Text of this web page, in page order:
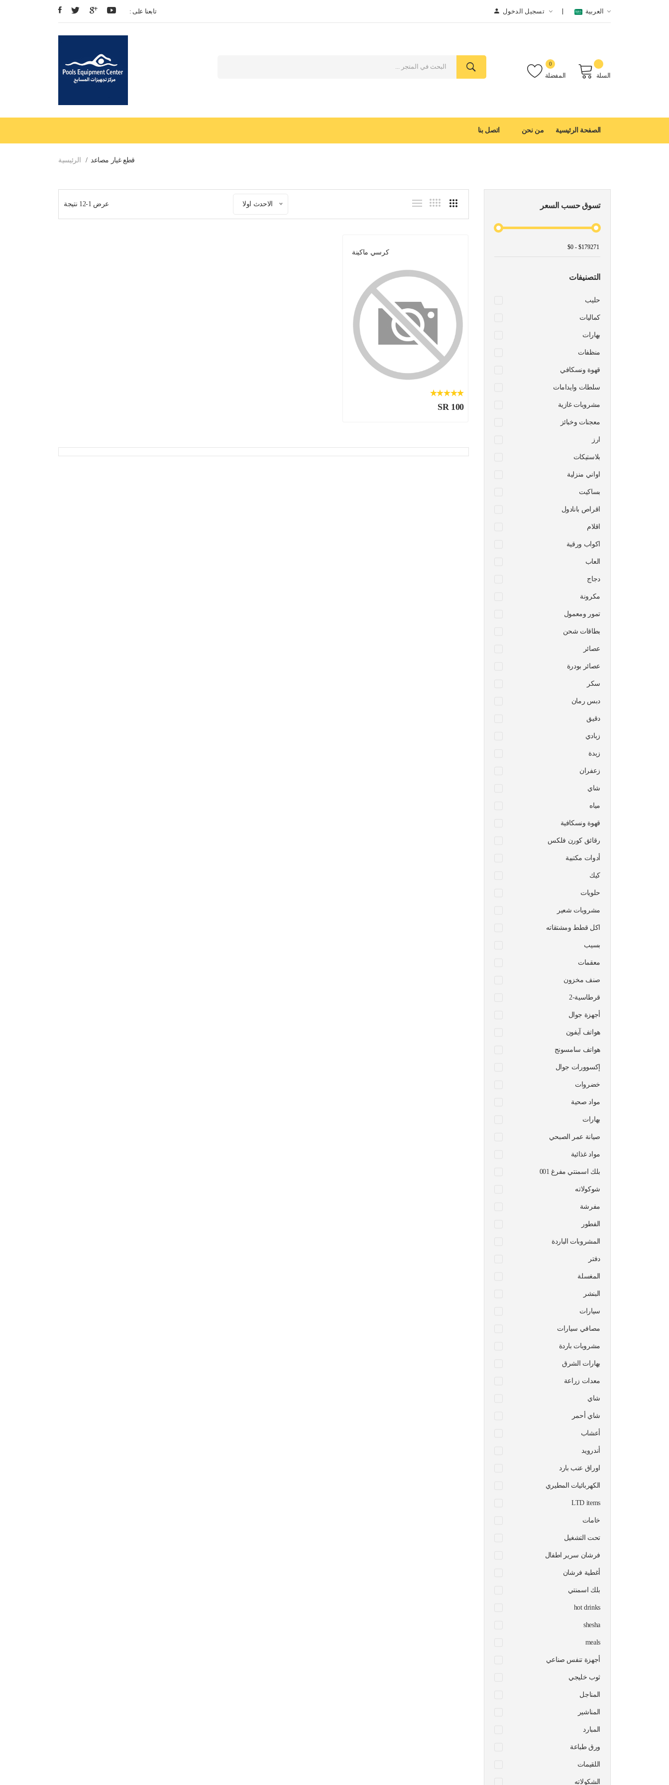
: تابعنا على تسجيل الدخول العربية
المفضلة
0
السلة
الصفحة الرئيسية من نحن اتصل بنا
الرئيسية قطع غيار مصاعد
تسوق حسب السعر
التصنيفات
حليب
كماليات
بهارات
منظفات
قهوة ونسكافي
سلطات وايدامات
مشروبات غازية
معجنات وخبائز
ارز
بلاستيكات
اواني منزلية
بساكيت
اقراص بانادول
اقلام
اكواب ورقية
العاب
دجاج
مكرونة
تمور ومعمول
بطاقات شحن
عصائر
عصائر بودرة
سكر
دبس رمان
دقيق
زبادي
زبدة
زعفران
شاي
مياه
قهوة ونسكافية
رقائق كورن فلكس
أدوات مكتبية
كيك
حلويات
مشروبات شعير
اكل قطط ومشتقاته
بسيب
معقمات
صنف مخزون
قرطاسية-2
أجهزة جوال
هواتف آيفون
هواتف سامسونج
إكسوورات جوال
خضروات
مواد صحية
بهارات
صيانة عمر الصبحي
مواد غذائية
بلك اسمنتي مفرغ 001
شوكولاته
مفرشة
الفطور
المشروبات الباردة
دفتر
المغسلة
البنشر
سيارات
مصافي سيارات
مشروبات باردة
بهارات الشرق
معدات زراعة
شاي
شاي أحمر
أعشاب
أندرويد
اوراق عنب بارد
الكهربائيات المطيري
LTD items
خامات
تحت التشغيل
فرشان سرير اطفال
أغطية فرشان
بلك اسمنتي
hot drinks
shesha
meals
أجهزة تنفس صناعي
ثوب خليجي
المناجل
المناشير
المبارد
ورق طباعة
اللقيمات
الشكولاته
الاحدث اولا عرض 1-12 نتيجة
كرسي ماكينة
SR 100